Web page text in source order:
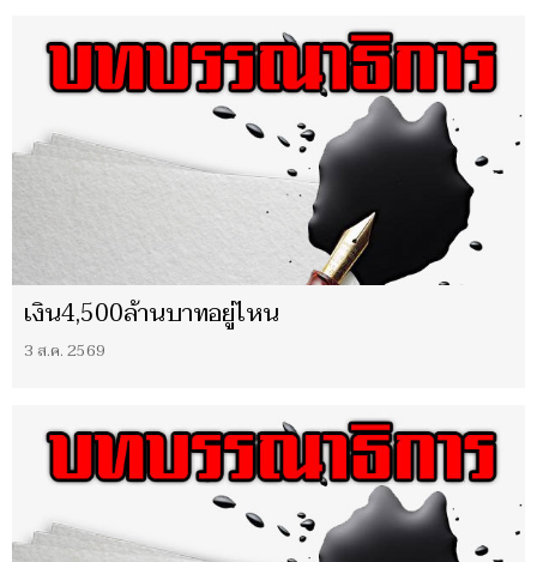
เงิน4,500ล้านบาทอยู่ไหน
3 ส.ค. 2569